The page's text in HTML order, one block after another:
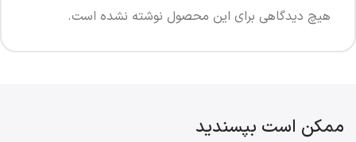
هیچ دیدگاهی برای این محصول نوشته نشده است.
ممکن است بپسندید